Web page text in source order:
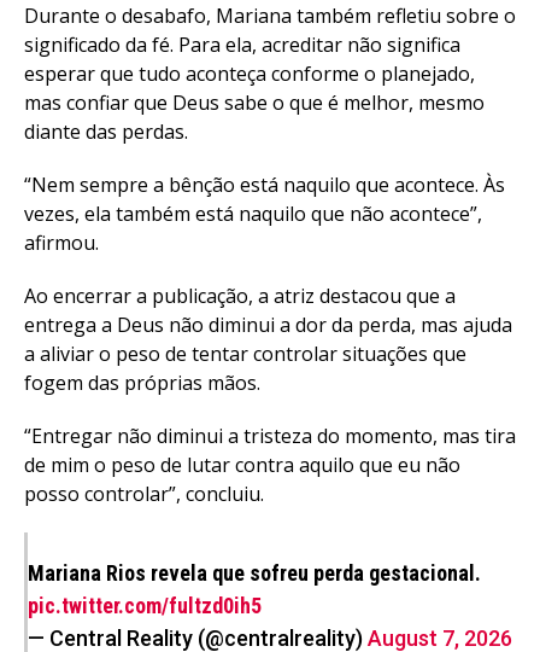
Durante o desabafo, Mariana também refletiu sobre o
significado da fé. Para ela, acreditar não significa
esperar que tudo aconteça conforme o planejado,
mas confiar que Deus sabe o que é melhor, mesmo
diante das perdas.
“Nem sempre a bênção está naquilo que acontece. Às
vezes, ela também está naquilo que não acontece”,
afirmou.
Ao encerrar a publicação, a atriz destacou que a
entrega a Deus não diminui a dor da perda, mas ajuda
a aliviar o peso de tentar controlar situações que
fogem das próprias mãos.
“Entregar não diminui a tristeza do momento, mas tira
de mim o peso de lutar contra aquilo que eu não
posso controlar”, concluiu.
Mariana Rios revela que sofreu perda gestacional.
pic.twitter.com/fultzd0ih5
— Central Reality (@centralreality)August 7, 2026